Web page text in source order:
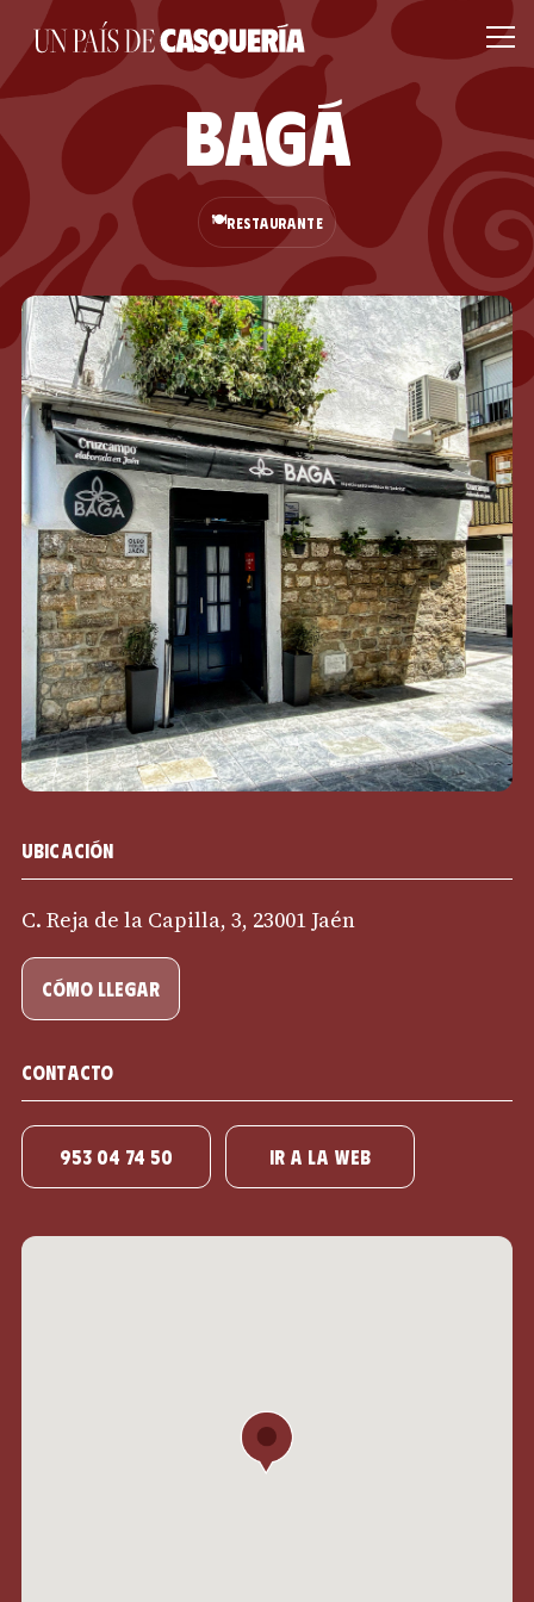
Bagá
🍽️RESTAURANTE
Ubicación
C. Reja de la Capilla, 3, 23001 Jaén
cómo llegar
Contacto
953 04 74 50 IR A LA WEB